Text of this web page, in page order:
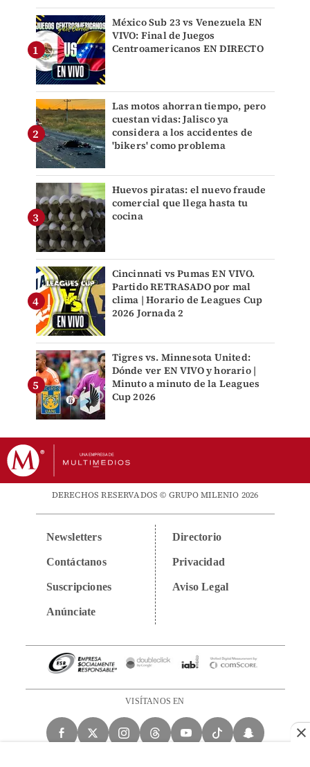
México Sub 23 vs Venezuela EN
VIVO: Final de Juegos
Centroamericanos EN DIRECTO
Las motos ahorran tiempo, pero
cuestan vidas: Jalisco ya
considera a los accidentes de
'bikers' como problema
Huevos piratas: el nuevo fraude
comercial que llega hasta tu
cocina
Cincinnati vs Pumas EN VIVO.
Partido RETRASADO por mal
clima | Horario de Leagues Cup
2026 Jornada 2
Tigres vs. Minnesota United:
Dónde ver EN VIVO y horario |
Minuto a minuto de la Leagues
Cup 2026
DERECHOS RESERVADOS © GRUPO MILENIO 2026
Newsletters
Contáctanos
Suscripciones
Anúnciate
Directorio
Privacidad
Aviso Legal
VISÍTANOS EN